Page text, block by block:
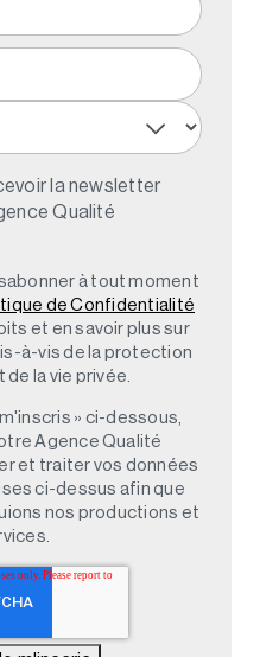
la newsletter
Qualité
à tout moment
de Confidentialité
et en savoir plus sur
à-vis de la protection
la vie privée.
» ci-dessous,
Agence Qualité
et traiter vos données
ci-dessus afin que
nos productions et